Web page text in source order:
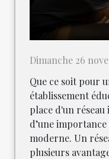
Dimanche 26
Que ce soit pour
établissement
place d'un
d’une
moderne. Un
plusieurs